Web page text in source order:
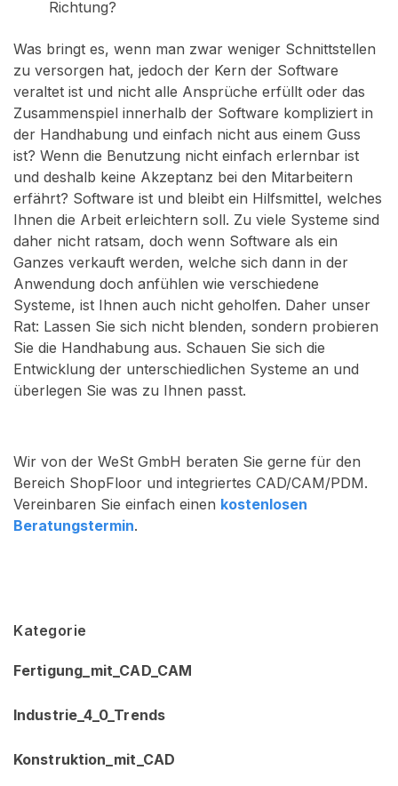
Richtung?
Was bringt es, wenn man zwar weniger Schnittstellen
zu versorgen hat, jedoch der Kern der Software
veraltet ist und nicht alle Ansprüche erfüllt oder das
Zusammenspiel innerhalb der Software kompliziert in
der Handhabung und einfach nicht aus einem Guss
ist? Wenn die Benutzung nicht einfach erlernbar ist
und deshalb keine Akzeptanz bei den Mitarbeitern
erfährt? Software ist und bleibt ein Hilfsmittel, welches
Ihnen die Arbeit erleichtern soll. Zu viele Systeme sind
daher nicht ratsam, doch wenn Software als ein
Ganzes verkauft werden, welche sich dann in der
Anwendung doch anfühlen wie verschiedene
Systeme, ist Ihnen auch nicht geholfen. Daher unser
Rat: Lassen Sie sich nicht blenden, sondern probieren
Sie die Handhabung aus. Schauen Sie sich die
Entwicklung der unterschiedlichen Systeme an und
überlegen Sie was zu Ihnen passt.
Wir von der WeSt GmbH beraten Sie gerne für den
Bereich ShopFloor und integriertes CAD/CAM/PDM.
Vereinbaren Sie einfach einen kostenlosen
Beratungstermin.
Kategorie
Fertigung_mit_CAD_CAM
Industrie_4_0_Trends
Konstruktion_mit_CAD